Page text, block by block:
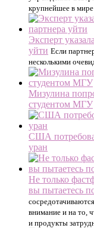
крупнейшее в
Эксперт
уйти Если
несколькими
Мизулина
студентом МГУ
США
уран
Не только
вы пытаетесь
внимание и на то,
и продукты